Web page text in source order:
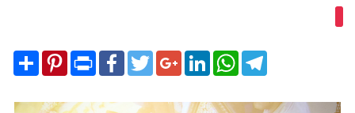
SharePinterestPrint FacebookTwitterGoogle+LinkedInWhatsApp